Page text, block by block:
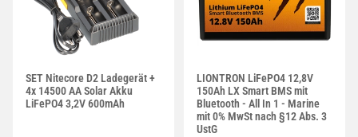
SET Nitecore D2 Ladegerät +
4x 14500 AA Solar Akku
LiFePO4 3,2V 600mAh
LIONTRON LiFePO4 12,8V
150Ah LX Smart BMS mit
Bluetooth - All In 1 - Marine
mit 0% MwSt nach §12 Abs. 3
UstG